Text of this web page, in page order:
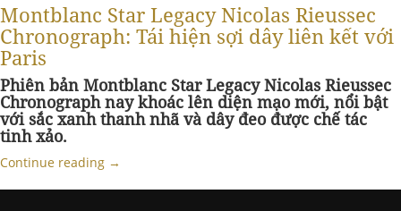
Montblanc Star Legacy Nicolas Rieussec
Chronograph: Tái hiện sợi dây liên kết với
Paris
Phiên bản Montblanc Star Legacy Nicolas Rieussec
Chronograph nay khoác lên diện mạo mới, nổi bật
với sắc xanh thanh nhã và dây đeo được chế tác
tinh xảo.
Continue reading →